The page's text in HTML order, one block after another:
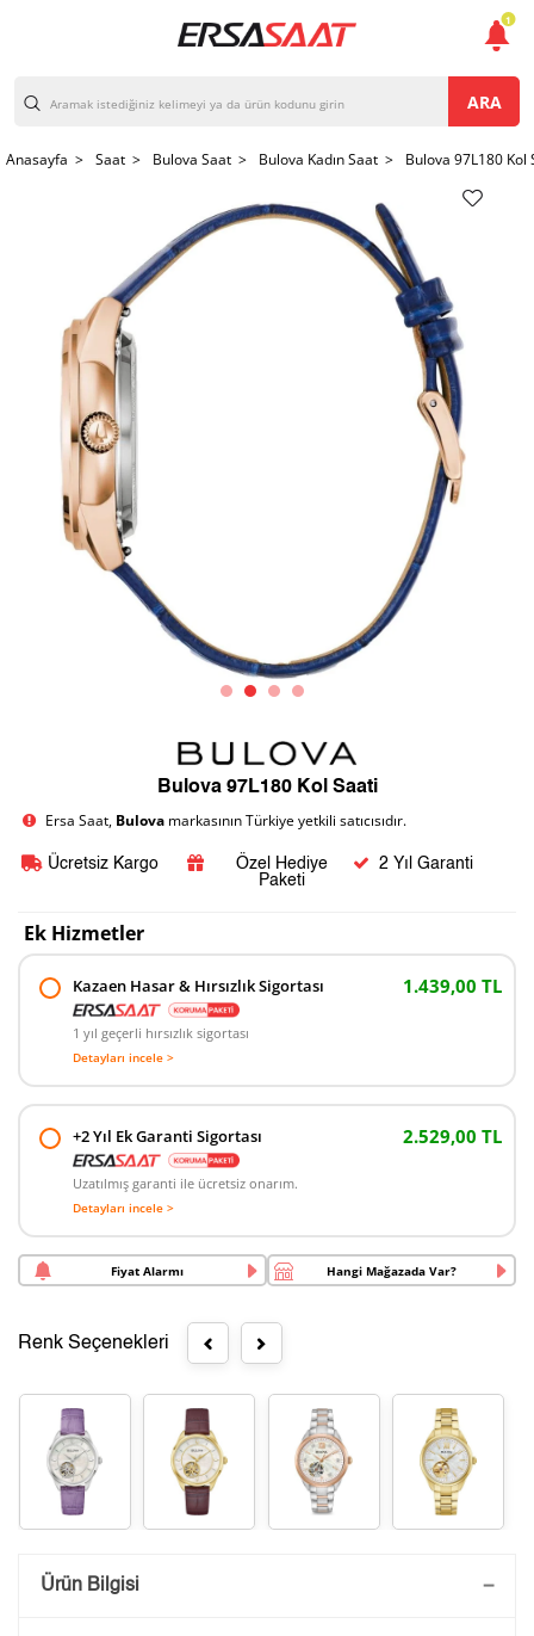
ARA
Anasayfa > Saat > Bulova Saat > Bulova Kadın Saat > Bulova 97L180 Kol
Bulova 97L180 Kol Saati
Ersa Saat, Bulova markasının Türkiye yetkili satıcısıdır.
Ücretsiz Kargo
Özel Hediye
Paketi
2 Yıl Garanti
Ek Hizmetler
Kazaen Hasar & Hırsızlık Sigortası 1.439,00 TL
1 yıl geçerli hırsızlık sigortası
Detayları incele >
+2 Yıl Ek Garanti Sigortası 2.529,00 TL
Uzatılmış garanti ile ücretsiz onarım.
Detayları incele >
Fiyat Alarmı Hangi Mağazada Var?
Renk Seçenekleri
Saatini Kişiselleştir
Ürün Bilgisi
1